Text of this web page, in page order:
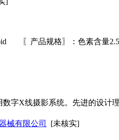
〖产品规格〗：色素含
字X线摄影系统。先进的设计
械有限公司
[未核实]